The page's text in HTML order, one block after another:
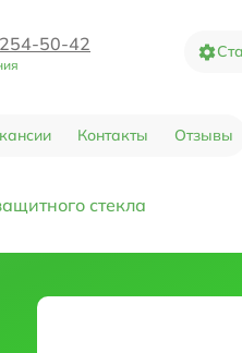
50-42
Контакты Отзывы
стекла